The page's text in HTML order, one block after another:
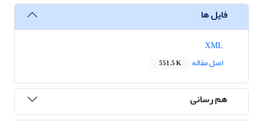
فایل ها
اصل مقاله
551.5 K
هم رسانی